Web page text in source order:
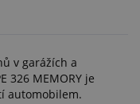
v garážích a
326 MEMORY je
automobilem.